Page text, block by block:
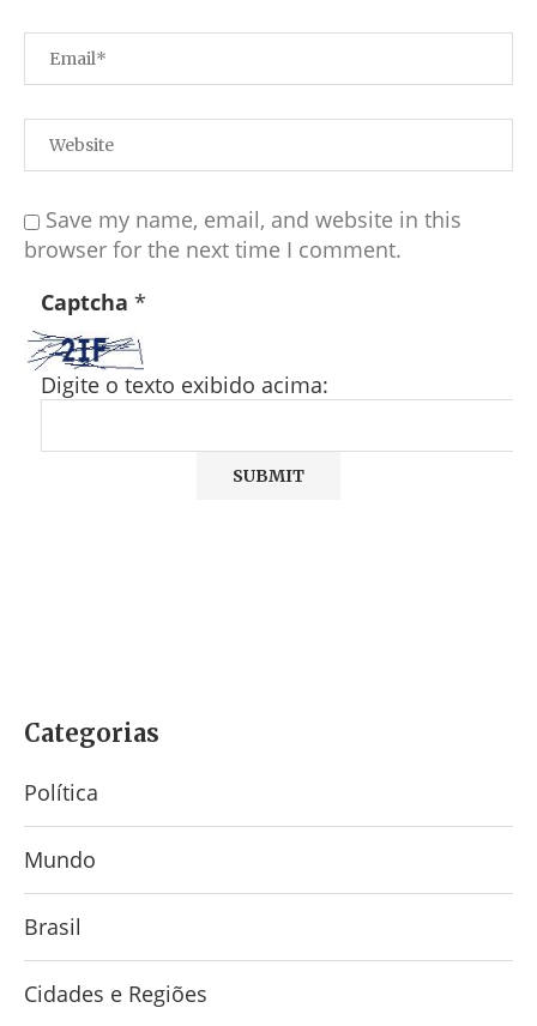
Save my name, email, and website in this
browser for the next time I comment.
Captcha *
Digite o texto exibido acima:
Categorias
Política
Mundo
Brasil
Cidades e Regiões